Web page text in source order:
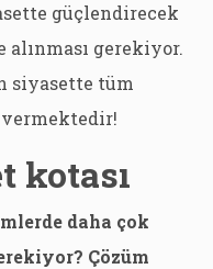
güçlendirecek
gerekiyor.
siyasette tüm
kotası
daha çok
Çözüm